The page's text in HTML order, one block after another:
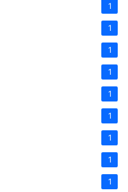
1
1
1
1
1
1
1
1
1